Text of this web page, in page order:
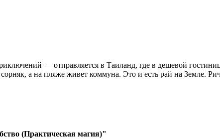
— отправляется в Таиланд, где в дешевой
сорняк, а на пляже живет коммуна. Это и есть рай на Земле.
(Практическая магия)"